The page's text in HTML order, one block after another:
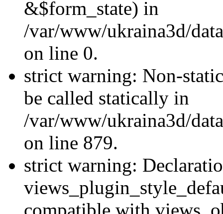
&$form_state) in
/var/www/ukraina3d/
on line 0.
strict warning: Non-
be called statically in
/var/www/ukraina3d/
on line 879.
strict warning: